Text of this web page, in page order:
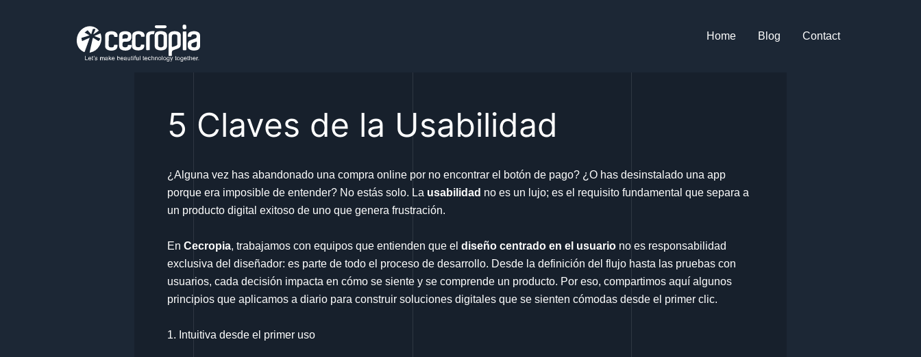
Home Blog Contact
5 Claves de la Usabilidad
¿Alguna vez has abandonado una compra online por no encontrar el botón de pago? ¿O has desinstalado una app
porque era imposible de entender? No estás solo. La usabilidad no es un lujo; es el requisito fundamental que separa a
un producto digital exitoso de uno que genera frustración.
En Cecropia, trabajamos con equipos que entienden que el diseño centrado en el usuario no es responsabilidad
exclusiva del diseñador: es parte de todo el proceso de desarrollo. Desde la definición del flujo hasta las pruebas con
usuarios, cada decisión impacta en cómo se siente y se comprende un producto. Por eso, compartimos aquí algunos
principios que aplicamos a diario para construir soluciones digitales que se sienten cómodas desde el primer clic.
1. Intuitiva desde el primer uso